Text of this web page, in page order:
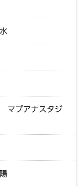
マプアナスタジ